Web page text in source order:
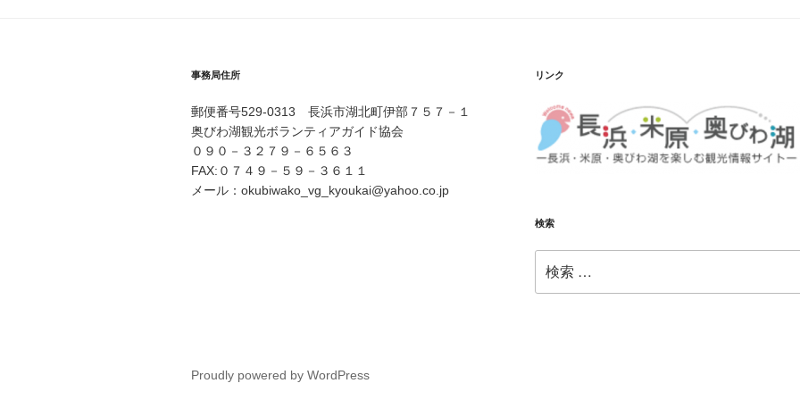
シ
ョ
ン
事務局住所
郵便番号529-0313 長浜市湖北町伊部７５７－１
奥びわ湖観光ボランティアガイド協会
０９０－３２７９－６５６３
FAX:０７４９－５９－３６１１
メール：okubiwako_vg_kyoukai@yahoo.co.jp
リンク
検索
索:
Proudly powered by WordPress